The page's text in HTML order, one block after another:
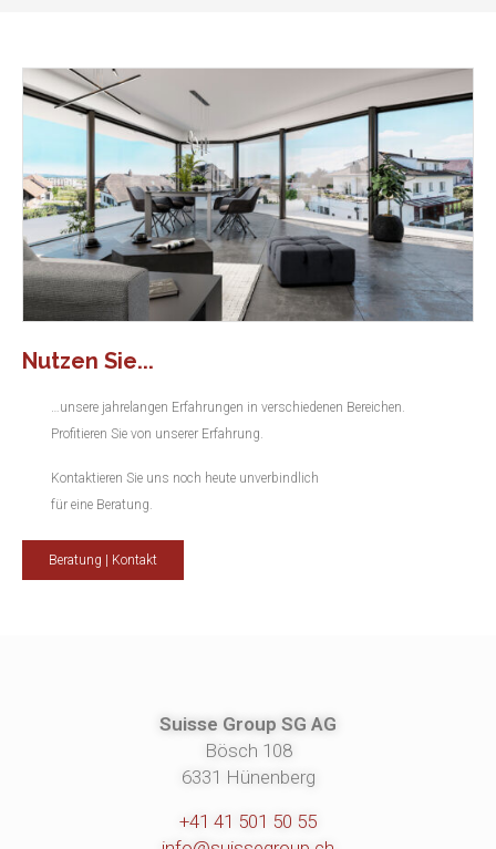
Nutzen Sie...
…unsere jahrelangen Erfahrungen in verschiedenen Bereichen.
Profitieren Sie von unserer Erfahrung.
Kontaktieren Sie uns noch heute unverbindlich
für eine Beratung.
Beratung | Kontakt
Suisse Group SG AG
Bösch 108
6331 Hünenberg
+41 41 501 50 55